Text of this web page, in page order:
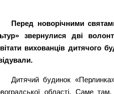
Перед новорічними
звернулися дві
вихованців дитячого
Дитячий будинок
області. Саме